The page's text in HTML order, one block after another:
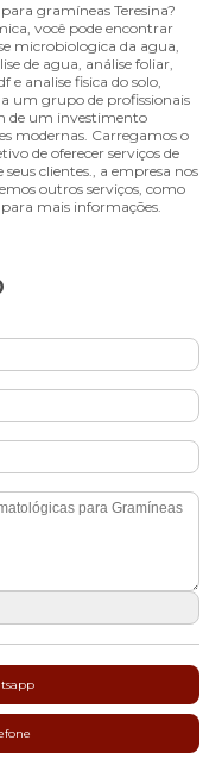
gramíneas Teresina?
você pode encontrar
microbiologica da agua,
de agua, análise foliar,
e analise fisica do solo,
um grupo de profissionais
de um investimento
modernas. Carregamos o
de oferecer serviços de
clientes., a empresa nos
outros serviços, como
mais informações.